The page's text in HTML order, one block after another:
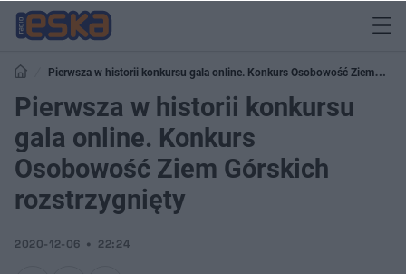
Pierwsza w historii konkursu gala online. Konkurs Osobowość Ziem
Górskich rozstrzygnięty
Pierwsza w historii konkursu
gala online. Konkurs
Osobowość Ziem Górskich
rozstrzygnięty
2020-12-06 22:24